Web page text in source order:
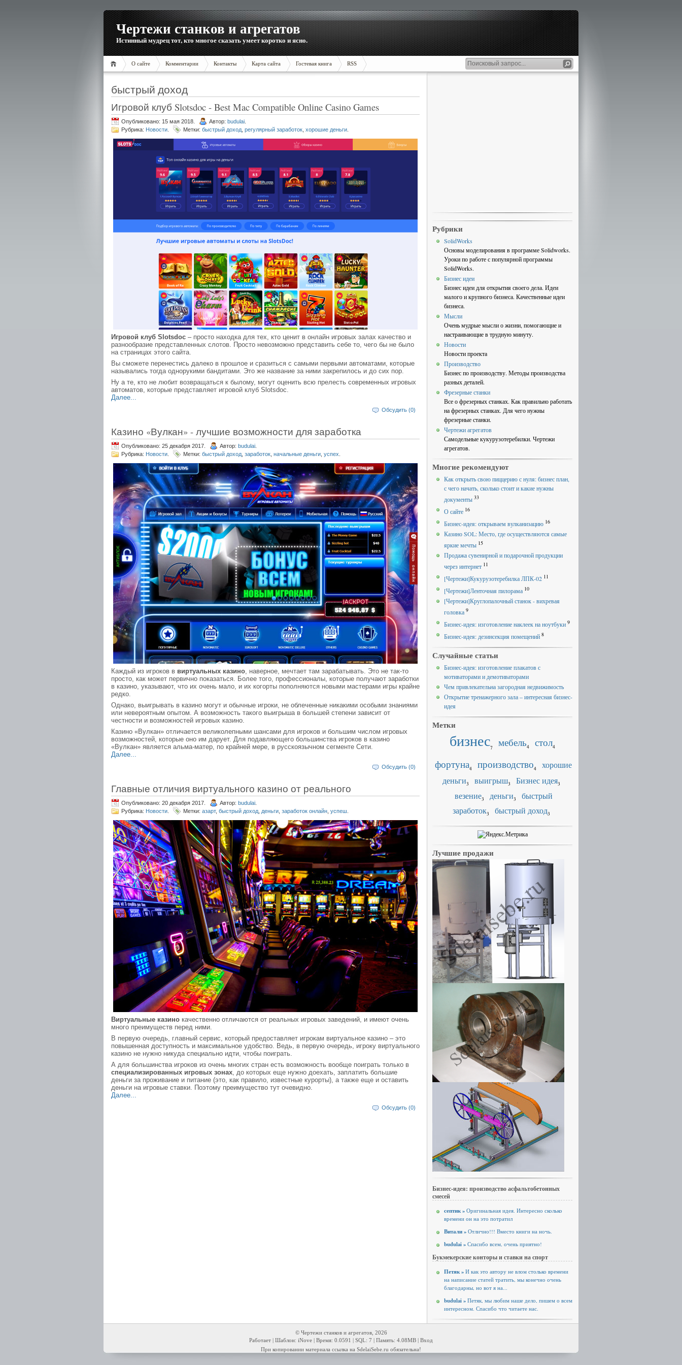
Чертежи станков и агрегатов
Истинный мудрец тот, кто многое сказать умеет коротко и ясно.
О сайте Комментарии Контакты Карта сайта Гостевая книга RSS
быстрый доход
Игровой клуб Slotsdoc - Best Mac Compatible Online Casino Games
Опубликовано: 15 мая 2018. Автор: budulai
Рубрика: Новости Метки: быстрый доход регулярный заработок хорошие деньги
Игровой клуб Slotsdoc – просто находка для тех, кто ценит в онлайн игровых залах качество и
разнообразие представленных слотов. Просто невозможно представить себе то, чего бы не было
на страницах этого сайта.
Вы сможете перенестись далеко в прошлое и сразиться с самыми первыми автоматами, которые
назывались тогда однорукими бандитами. Это же название за ними закрепилось и до сих пор.
Ну а те, кто не любит возвращаться к былому, могут оценить всю прелесть современных игровых
автоматов, которые представляет игровой клуб Slotsdoc.
Далее...
Обсудить (0)
Казино «Вулкан» - лучшие возможности для заработка
Опубликовано: 25 декабря 2017. Автор: budulai
Рубрика: Новости Метки: быстрый доход заработок начальные деньги успех
Каждый из игроков в виртуальных казино, наверное, мечтает там зарабатывать. Это не так-то
просто, как может первично показаться. Более того, профессионалы, которые получают заработки
в казино, указывают, что их очень мало, и их когорты пополняются новыми мастерами игры крайне
редко.
Однако, выигрывать в казино могут и обычные игроки, не облеченные никакими особыми знаниями
или невероятным опытом. А возможность такого выигрыша в большей степени зависит от
честности и возможностей игровых казино.
Казино «Вулкан» отличается великолепными шансами для игроков и большим числом игровых
возможностей, которые оно им дарует. Для подавляющего большинства игроков в казино
«Вулкан» является альма-матер, по крайней мере, в русскоязычном сегменте Сети.
Далее...
Обсудить (0)
Главные отличия виртуального казино от реального
Опубликовано: 20 декабря 2017. Автор: budulai
Рубрика: Новости Метки: азарт, быстрый доход деньги заработок онлайн успеш
Виртуальные казино качественно отличаются от реальных игровых заведений, и имеют очень
много преимуществ перед ними.
В первую очередь, главный сервис, который предоставляет игрокам виртуальное казино – это
повышенная доступность и максимальное удобство. Ведь, в первую очередь, игроку виртуального
казино не нужно никуда специально идти, чтобы поиграть.
А для большинства игроков из очень многих стран есть возможность вообще поиграть только в
специализированных игровых зонах, до которых еще нужно доехать, заплатить большие
деньги за проживание и питание (это, как правило, известные курорты), а также еще и оставить
деньги на игровые ставки. Поэтому преимущество тут очевидно.
Далее...
Обсудить (0)
Рубрики
SolidWorks
Основы моделирования в программе Solidworks.
Уроки по работе с популярной программы
SolidWorks.
Бизнес идеи
Бизнес идеи для открытия своего дела. Идеи
малого и крупного бизнеса. Качественные идеи
бизнеса.
Мысли
Очень мудрые мысли о жизни, помогающие и
настраивающие в трудную минуту.
Новости
Новости проекта
Производство
Бизнес по производству. Методы производства
разных деталей.
Фрезерные станки
Все о фрезерных станках. Как правильно работать
на фрезерных станках. Для чего нужны
фрезерные станки.
Чертежи агрегатов
Самодельные кукурузотеребилки. Чертежи
агрегатов.
Многие рекомендуют
Как открыть свою пиццерию с нуля: бизнес план,
с чего начать, сколько стоит и какие нужны
документы 33
О сайте 16
Бизнес-идея: открываем вулканизацию 16
Казино SOL: Место, где осуществляются самые
яркие мечты 15
Продажа сувенирной и подарочной продукции
через интернет 11
[Чертежи]Кукурузотеребилка ЛПК-02 11
[Чертежи]Ленточная пилорама 10
[Чертежи]Круглопалочный станок - вихревая
головка 9
Бизнес-идея: изготовление наклеек на ноутбуки 9
Бизнес-идея: дезинсекция помещений 8
Случайные статьи
Бизнес-идея: изготовление плакатов с
мотиваторами и демотиваторами
Чем привлекательна загородная недвижимость
Открытие тренажерного зала – интересная бизнес-
идея
Метки
бизнес7 мебель4 стол4
фортуна4 производство4
хорошие
деньги3 выигрыш3 Бизнес идея3
везение3 деньги3
быстрый
заработок3 быстрый доход3
Лучшие продажи
Бизнес-идея: производство асфальтобетонных
смесей
септик » Оригинальная идея. Интересно сколько
времени он на это потратил
Витали » Отлично!!! Вместо книги на ночь.
budulai » Спасибо всем, очень приятно!
Букмекерские конторы и ставки на спорт
Петяк » И как это автору не влом столько времени
на написание статей тратить, мы конечно очень
благодарны, но вот я на...
budulai » Петяк, мы любим наше дело, пишем о всем
интересном. Спасибо что читаете нас.
© Чертежи станков и агрегатов, 2026
Работает | Шаблон: iNove | Время: 0.0591 | SQL: 7 | Память: 4.08MB | Вход
При копировании материала ссылка на SdelaiSebe.ru обязательна!